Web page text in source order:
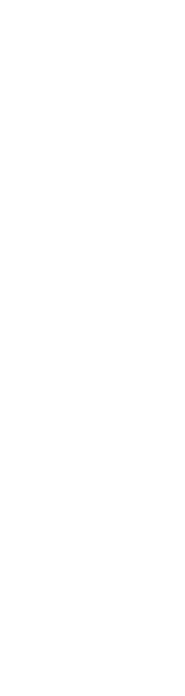
ist.
reichsstädtischen
jüdischen Glaubens.
Nordhäuser Juden im
Buchhaus Rose in
über jede andere
33-9.